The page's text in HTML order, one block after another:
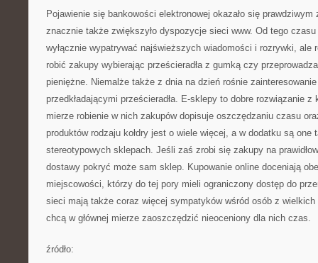
Pojawienie się bankowości elektronowej okazało się
znacznie także zwiększyło dyspozycje sieci www. Od tego
wyłącznie wypatrywać najświeższych wiadomości i rozrywki, ale
robić zakupy wybierając prześcieradła z gumką czy
pieniężne. Niemalże także z dnia na dzień rośnie
przedkładającymi prześcieradła. E-sklepy to dobre rozwiązanie z
mierze robienie w nich zakupów dopisuje oszczędzaniu czasu
produktów rodzaju kołdry jest o wiele więcej, a w dodatku są one
stereotypowych sklepach. Jeśli zaś zrobi się zakupy na
dostawy pokryć może sam sklep. Kupowanie online doceniają
miejscowości, którzy do tej pory mieli ograniczony dostęp do
sieci mają także coraz więcej sympatyków wśród osób z
chcą w głównej mierze zaoszczędzić nieoceniony dla nich czas.
źródło: